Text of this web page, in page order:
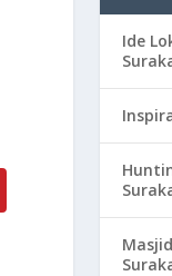
Ide